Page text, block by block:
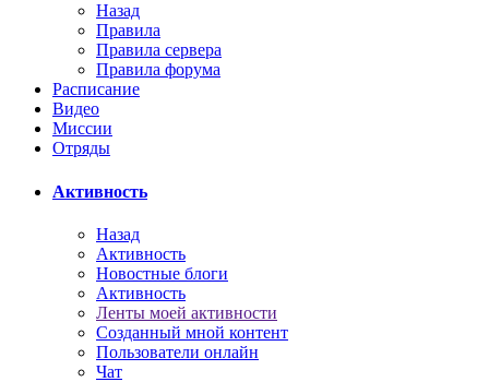
Назад
Правила
Правила сервера
Правила форума
Расписание
Видео
Миссии
Отряды
Активность
Назад
Активность
Новостные блоги
Активность
Ленты моей активности
Созданный мной контент
Пользователи онлайн
Чат